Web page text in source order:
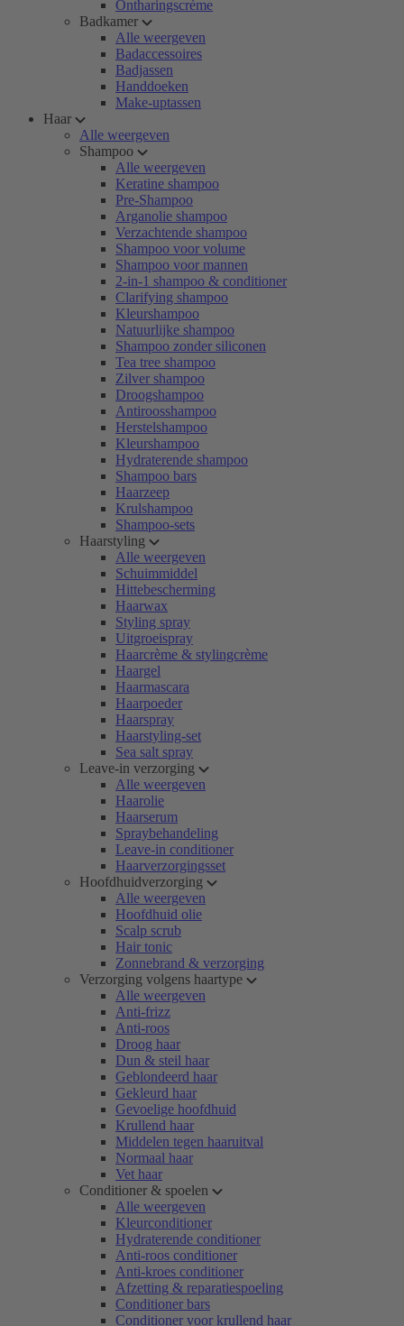
Ontharingscrème
Badkamer
Alle weergeven
Badaccessoires
Badjassen
Handdoeken
Make-uptassen
Haar
Alle weergeven
Shampoo
Alle weergeven
Keratine shampoo
Pre-Shampoo
Arganolie shampoo
Verzachtende shampoo
Shampoo voor volume
Shampoo voor mannen
2-in-1 shampoo & conditioner
Clarifying shampoo
Kleurshampoo
Natuurlijke shampoo
Shampoo zonder siliconen
Tea tree shampoo
Zilver shampoo
Droogshampoo
Antiroosshampoo
Herstelshampoo
Kleurshampoo
Hydraterende shampoo
Shampoo bars
Haarzeep
Krulshampoo
Shampoo-sets
Haarstyling
Alle weergeven
Schuimmiddel
Hittebescherming
Haarwax
Styling spray
Uitgroeispray
Haarcrème & stylingcrème
Haargel
Haarmascara
Haarpoeder
Haarspray
Haarstyling-set
Sea salt spray
Leave-in verzorging
Alle weergeven
Haarolie
Haarserum
Spraybehandeling
Leave-in conditioner
Haarverzorgingsset
Hoofdhuidverzorging
Alle weergeven
Hoofdhuid olie
Scalp scrub
Hair tonic
Zonnebrand & verzorging
Verzorging volgens haartype
Alle weergeven
Anti-frizz
Anti-roos
Droog haar
Dun & steil haar
Geblondeerd haar
Gekleurd haar
Gevoelige hoofdhuid
Krullend haar
Middelen tegen haaruitval
Normaal haar
Vet haar
Conditioner & spoelen
Alle weergeven
Kleurconditioner
Hydraterende conditioner
Anti-roos conditioner
Anti-kroes conditioner
Afzetting & reparatiespoeling
Conditioner bars
Conditioner voor krullend haar